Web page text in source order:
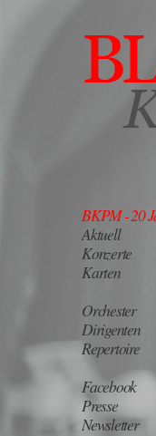
BKPM - 20
Aktuell
Konzerte
Karten
Orchester
Dirigenten
Repertoire
Facebook
Presse
Newsletter